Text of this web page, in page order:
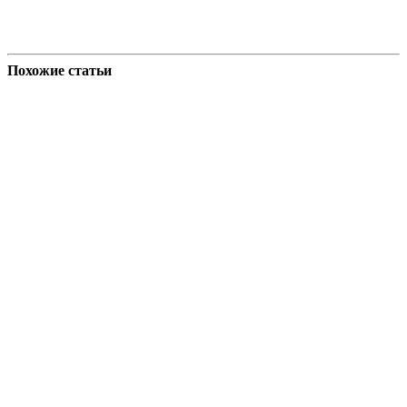
Похожие статьи